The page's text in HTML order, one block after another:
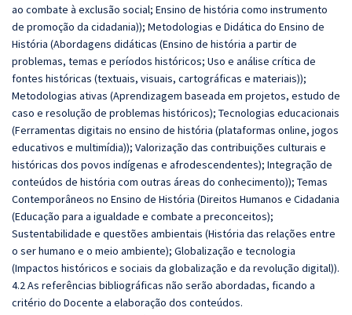
ao combate à exclusão social; Ensino de história como instrumento
de promoção da cidadania)); Metodologias e Didática do Ensino de
História (Abordagens didáticas (Ensino de história a partir de
problemas, temas e períodos históricos; Uso e análise crítica de
fontes históricas (textuais, visuais, cartográficas e materiais));
Metodologias ativas (Aprendizagem baseada em projetos, estudo de
caso e resolução de problemas históricos); Tecnologias educacionais
(Ferramentas digitais no ensino de história (plataformas online, jogos
educativos e multimídia)); Valorização das contribuições culturais e
históricas dos povos indígenas e afrodescendentes); Integração de
conteúdos de história com outras áreas do conhecimento)); Temas
Contemporâneos no Ensino de História (Direitos Humanos e Cidadania
(Educação para a igualdade e combate a preconceitos);
Sustentabilidade e questões ambientais (História das relações entre
o ser humano e o meio ambiente); Globalização e tecnologia
(Impactos históricos e sociais da globalização e da revolução digital)).
4.2 As referências bibliográficas não serão abordadas, ficando a
critério do Docente a elaboração dos conteúdos.